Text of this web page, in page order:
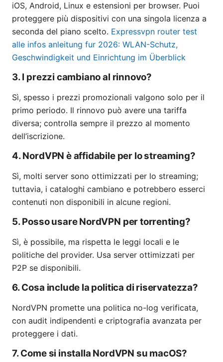
iOS, Android, Linux e estensioni per browser. Puoi
proteggere più dispositivi con una singola licenza a
seconda del piano scelto. Expressvpn router test
alle infos anleitung fur 2026: WLAN-Schutz,
Geschwindigkeit und Einrichtung im Überblick
3. I prezzi cambiano al rinnovo?
Sì, spesso i prezzi promozionali valgono solo per il
primo periodo. Il rinnovo può avere una tariffa
diversa; controlla sempre il prezzo al momento
dell’iscrizione.
4. NordVPN è affidabile per lo streaming?
Sì, molti server sono ottimizzati per lo streaming;
tuttavia, i cataloghi cambiano e potrebbero esserci
contenuti non disponibili in alcune regioni.
5. Posso usare NordVPN per torrenting?
Sì, è possibile, ma rispetta le leggi locali e le
politiche del provider. Usa server ottimizzati per
P2P se disponibili.
6. Cosa include la politica di riservatezza?
NordVPN promette una politica no-log verificata,
con audit indipendenti e criptografia avanzata per
proteggere i dati.
7. Come si installa NordVPN su macOS?